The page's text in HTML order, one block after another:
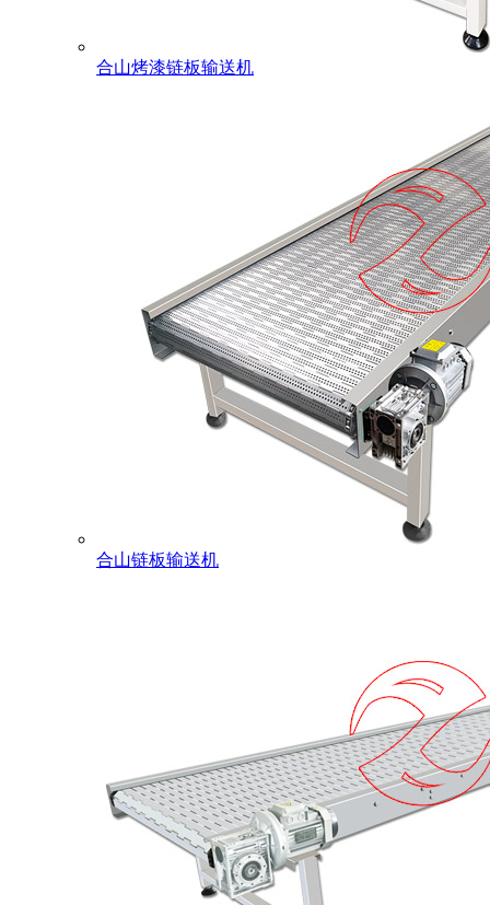
合山烤漆链板输送机
合山链板输送机